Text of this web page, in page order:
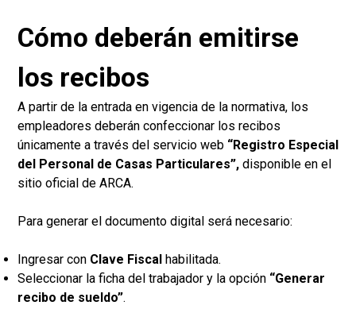
Cómo deberán emitirse
los recibos
A partir de la entrada en vigencia de la normativa, los
empleadores deberán confeccionar los recibos
únicamente a través del servicio web “Registro Especial
del Personal de Casas Particulares”, disponible en el
sitio oficial de ARCA.
Para generar el documento digital será necesario:
Ingresar con Clave Fiscal habilitada.
Seleccionar la ficha del trabajador y la opción “Generar
recibo de sueldo”.